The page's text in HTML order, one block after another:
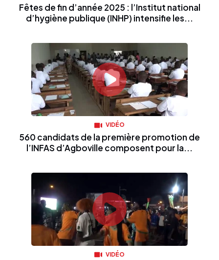
Fêtes de fin d’année 2025 : l’Institut national
d’hygiène publique (INHP) intensifie les...
VIDÉO
560 candidats de la première promotion de
l’INFAS d’Agboville composent pour la...
VIDÉO